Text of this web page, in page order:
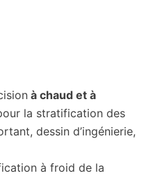
à chaud et à
la stratification des
dessin d’ingénierie,
à froid de la